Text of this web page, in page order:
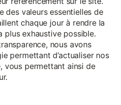
des valeurs essentielles de
chaque jour à rendre la
plus exhaustive possible.
nous avons
permettant d’actualiser nos
vous permettant ainsi de